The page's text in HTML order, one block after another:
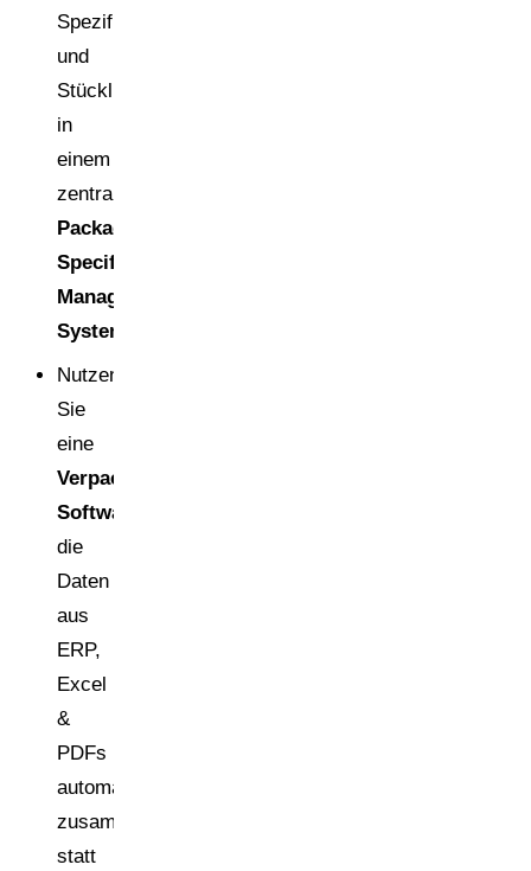
Spezifikationen
und
Stücklisten
in
einem
zentralen
Packaging
Specification
Management-
System.
Nutzen
Sie
eine
Verpackungsmanagement-
Software
die
Daten
aus
ERP,
Excel
&
PDFs
automatisiert
zusammenführt,
statt